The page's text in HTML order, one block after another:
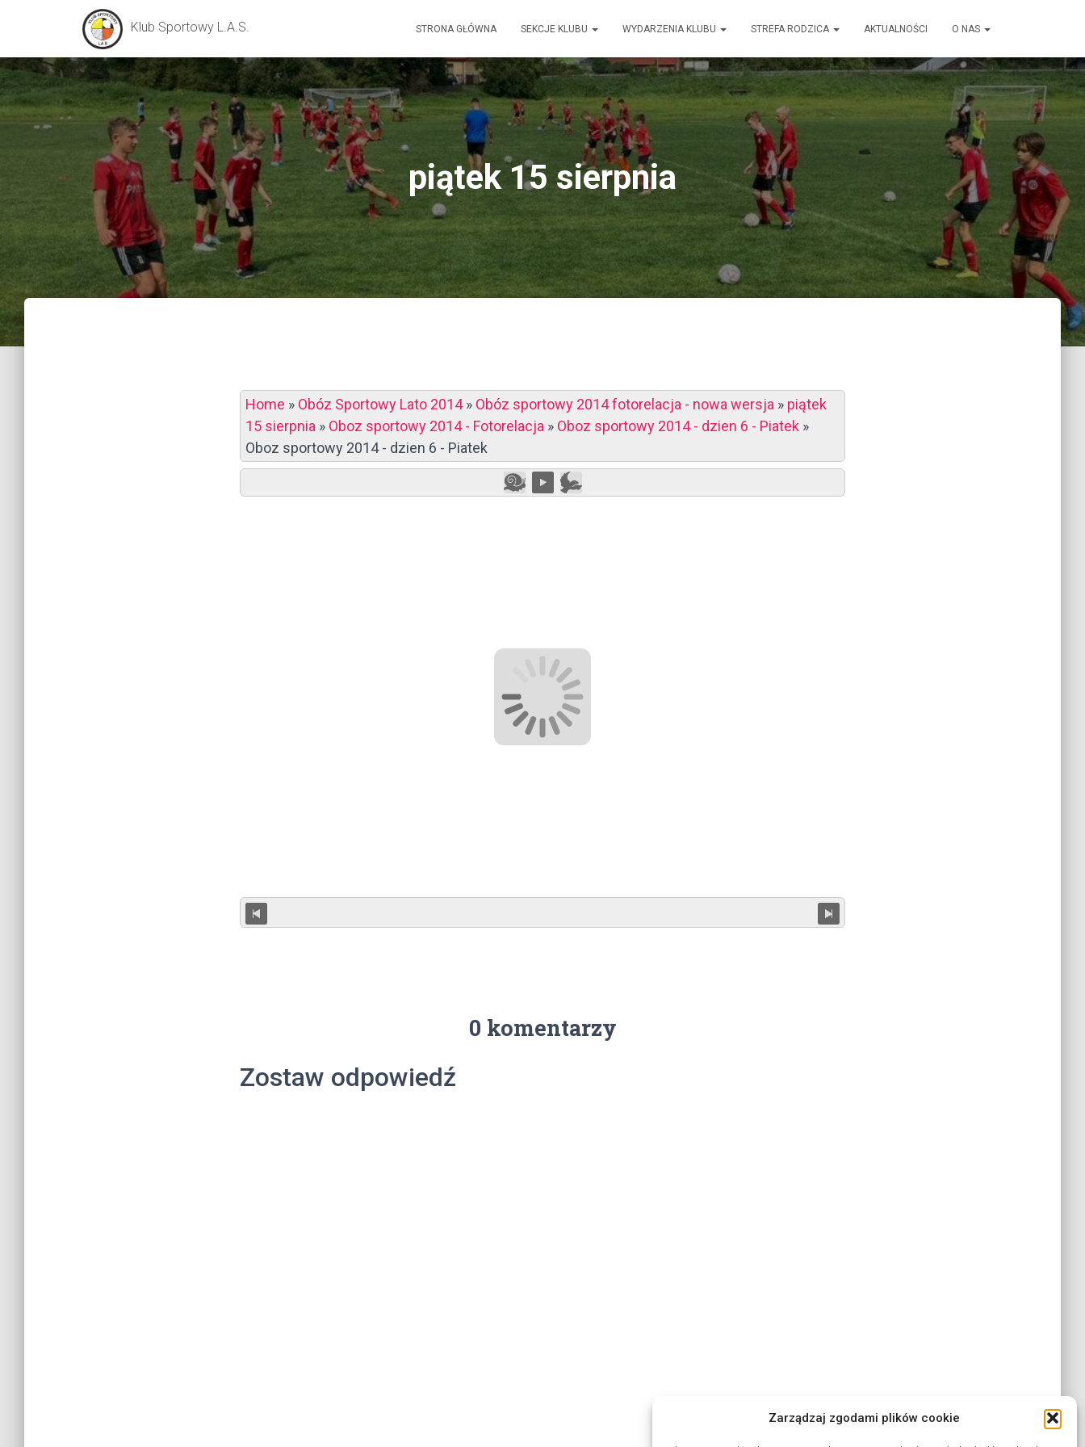
Zarządzaj zgodami plików cookie
Klub Sportowy L.A.S. STRONA GŁÓWNA SEKCJE KLUBU WYDARZENIA KLUBU STREFA RODZICA AKTUALNOŚCI O NAS
piątek 15 sierpnia
Home » Obóz Sportowy Lato 2014» Obóz sportowy 2014 fotorelacja - nowa wersja » piątek
15 sierpnia » Oboz sportowy 2014 - Fotorelacja » Oboz sportowy 2014 - dzien 6 - Piatek »
Oboz sportowy 2014 - dzien 6 - Piatek
0 komentarzy
Zostaw odpowiedź